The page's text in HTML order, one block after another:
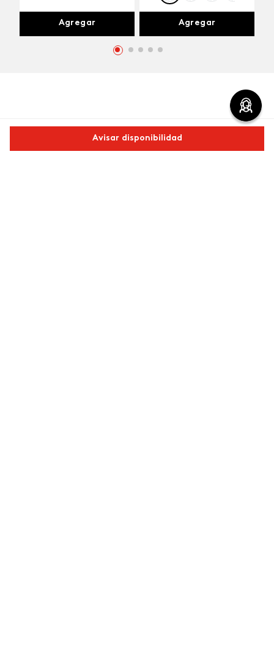
Avisar disponibilidad
Agregar Agregar
Comentarios